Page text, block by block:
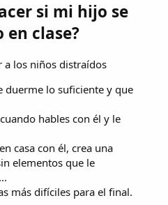
si mi hijo se
clase?
a los niños distraídos
duerme lo suficiente y que
hables con él y le
casa con él, crea una
elementos que le
más difíciles para el final.